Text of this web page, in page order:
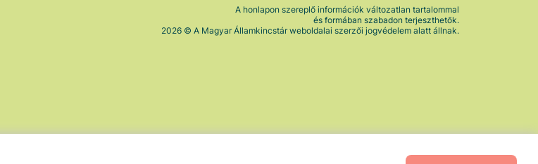
A honlapon szereplő információk változatlan tartalommal
és formában szabadon terjeszthetők.
2026 © A Magyar Államkincstár weboldalai szerzői jogvédelem alatt állnak.